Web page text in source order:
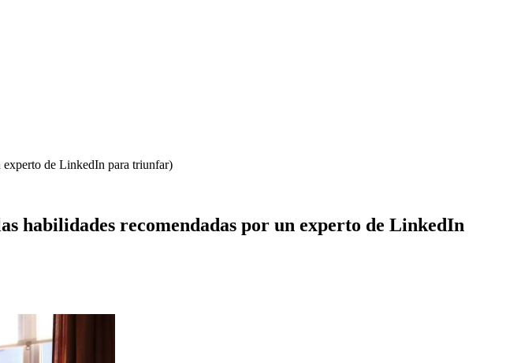
experto de LinkedIn para triunfar)
habilidades recomendadas por un experto de LinkedIn